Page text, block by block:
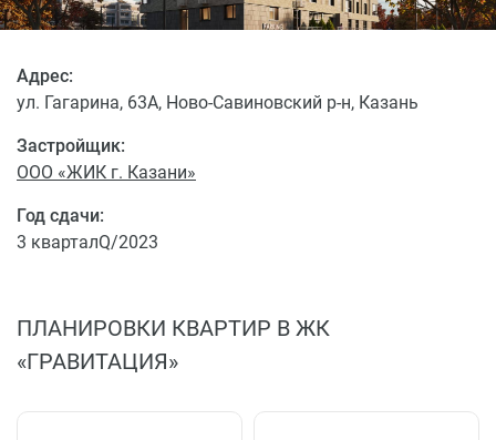
Застройщик:
ООО «ЖИК г. Казани»
Адрес:
ул. Гагарина, 63А, Ново-Савиновский р-н, Казань
Год сдачи:
3 кварталQ/2023
ПЛАНИРОВКИ КВАРТИР В ЖК
«ГРАВИТАЦИЯ»